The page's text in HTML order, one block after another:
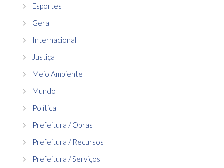
Esportes
Geral
Internacional
Justiça
Meio Ambiente
Mundo
Política
Prefeitura / Obras
Prefeitura / Recursos
Prefeitura / Serviços